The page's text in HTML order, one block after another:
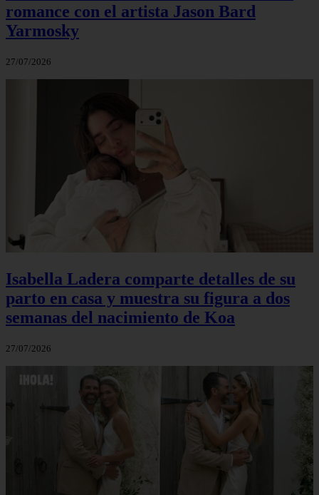
romance con el artista Jason Bard
Yarmosky
27/07/2026
Isabella Ladera comparte detalles de su
parto en casa y muestra su figura a dos
semanas del nacimiento de Koa
27/07/2026